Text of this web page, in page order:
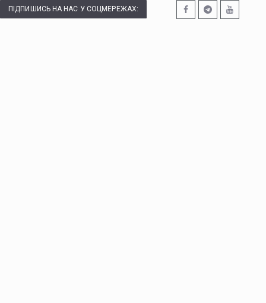
ПІДПИШИСЬ НА НАС У СОЦМЕРЕЖАХ: